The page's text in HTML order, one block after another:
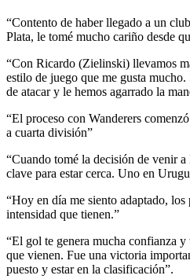
“Contento de haber llegado a un
Plata, le tomé mucho cariño desde
“Con Ricardo (Zielinski) llevamos
estilo de juego que me gusta
de atacar y le hemos agarrado la
“El proceso con Wanderers
a cuarta división”
“Cuando tomé la decisión de venir
clave para estar cerca. Uno en
“Hoy en día me siento adaptado, los
intensidad que tienen.”
“El gol te genera mucha confianza
que vienen. Fue una victoria
puesto y estar en la clasificación”.